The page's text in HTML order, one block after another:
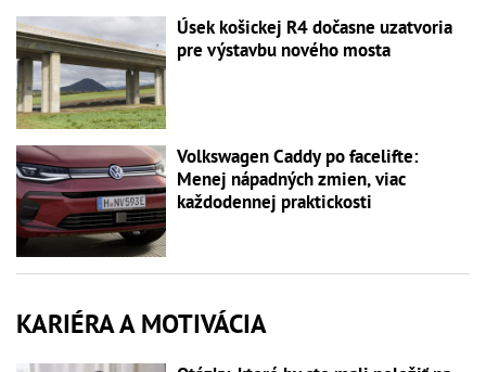
Úsek košickej R4 dočasne uzatvoria
pre výstavbu nového mosta
Volkswagen Caddy po facelifte:
Menej nápadných zmien, viac
každodennej praktickosti
KARIÉRA A MOTIVÁCIA